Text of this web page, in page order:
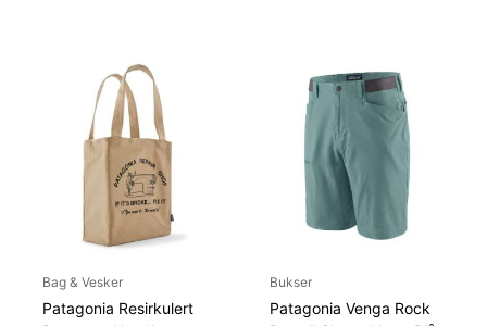
Bag & Vesker
Patagonia Resirkulert
Bukser
Patagonia Venga Rock